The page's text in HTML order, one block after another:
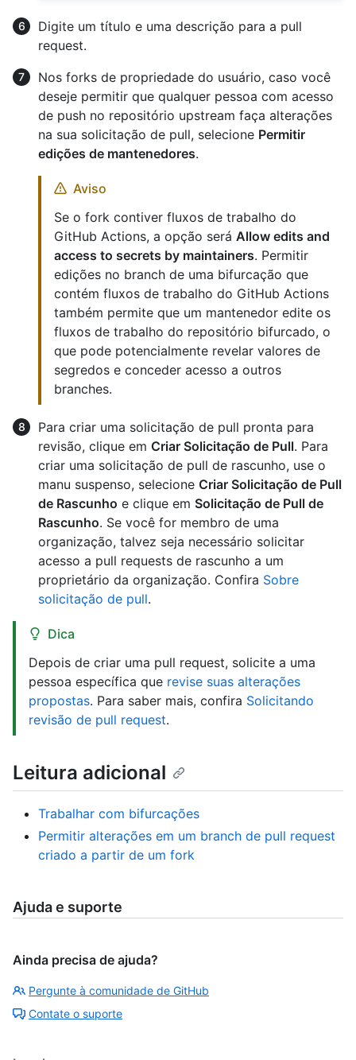
Digite um título e uma descrição para a pull
request.
Nos forks de propriedade do usuário, caso você
deseje permitir que qualquer pessoa com acesso
de push no repositório upstream faça alterações
na sua solicitação de pull, selecione Permitir
edições de mantenedores.
Aviso
Se o fork contiver fluxos de trabalho do
GitHub Actions, a opção será Allow edits and
access to secrets by maintainers. Permitir
edições no branch de uma bifurcação que
contém fluxos de trabalho do GitHub Actions
também permite que um mantenedor edite os
fluxos de trabalho do repositório bifurcado, o
que pode potencialmente revelar valores de
segredos e conceder acesso a outros
branches.
Para criar uma solicitação de pull pronta para
revisão, clique em Criar Solicitação de Pull. Para
criar uma solicitação de pull de rascunho, use o
manu suspenso, selecione Criar Solicitação de Pull
de Rascunho e clique em Solicitação de Pull de
Rascunho. Se você for membro de uma
organização, talvez seja necessário solicitar
acesso a pull requests de rascunho a um
proprietário da organização. Confira Sobre
solicitação de pull.
Dica
Depois de criar uma pull request, solicite a uma
pessoa específica que revise suas alterações
propostas. Para saber mais, confira Solicitando
revisão de pull request.
Leitura adicional
Trabalhar com bifurcações
Permitir alterações em um branch de pull request
criado a partir de um fork
Ajuda e suporte
Ainda precisa de ajuda?
Pergunte à comunidade de GitHub
Contate o suporte